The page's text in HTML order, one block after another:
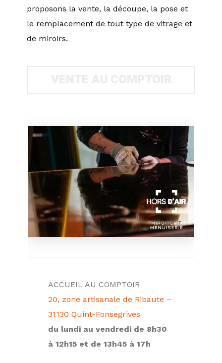
proposons la vente, la découpe, la pose et
le remplacement de tout type de vitrage et
de miroirs.
ACCUEIL AU COMPTOIR
20, zone artisanale de Ribaute –
31130 Quint-Fonsegrives
du lundi au vendredi de 8h30
à 12h15 et de 13h45 à 17h